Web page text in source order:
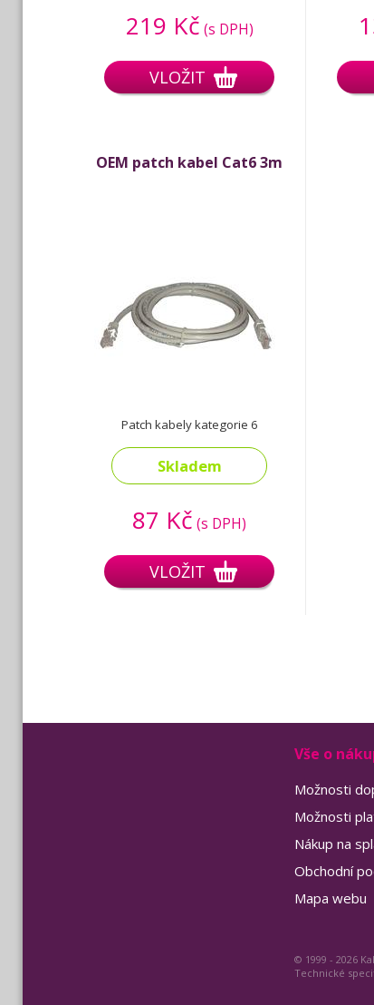
219 Kč (s DPH)
VLOŽIT
OEM patch kabel Cat6 3m
Patch kabely kategorie 6
Skladem
87 Kč (s DPH)
VLOŽIT
Vše o
Možnosti
Možnosti
Nákup na
Obchodní
Mapa webu
© 1999 - 2026
Technické